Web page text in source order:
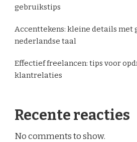
gebruikstips
Accenttekens: kleine details met
nederlandse taal
Effectief freelancen: tips voor
klantrelaties
Recente reacties
No comments to show.